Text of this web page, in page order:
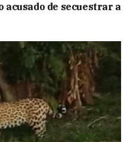
de secuestrar a